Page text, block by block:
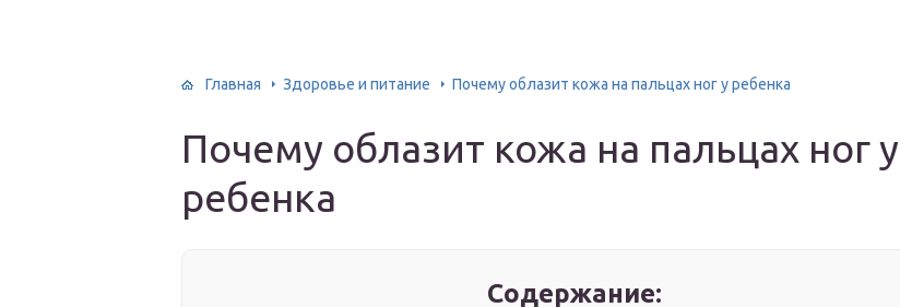
Главная Здоровье и питание Почему облазит кожа на пальцах ног у ребенка
Почему облазит кожа на пальцах ног у
ребенка
Содержание: